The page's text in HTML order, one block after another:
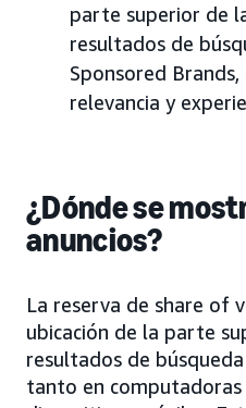
parte superior de
resultados de
Sponsored
relevancia y
¿Dónde se
anuncios?
La reserva de share of
ubicación de la parte
resultados de
tanto en